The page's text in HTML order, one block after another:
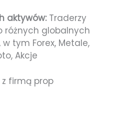
aktywów:Traderzy
różnych globalnych
tym Forex, Metale,
Akcje
firmą prop